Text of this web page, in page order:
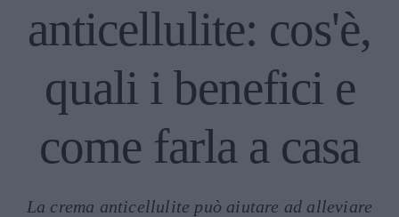
anticellulite: cos'è,
quali i benefici e
come farla a casa
La crema anticellulite può aiutare ad alleviare